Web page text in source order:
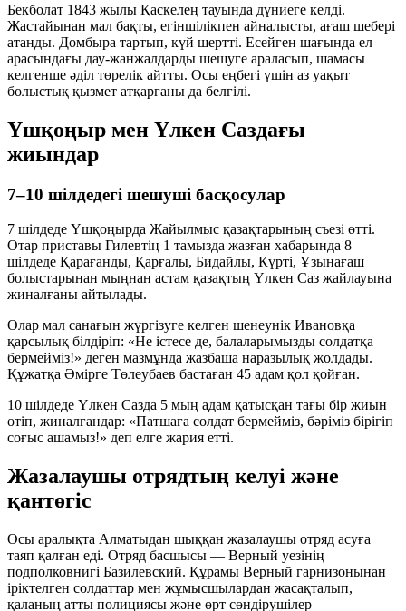
Бекболат 1843 жылы Қаскелең тауында дүниеге келді.
Жастайынан мал бақты, егіншілікпен айналысты, ағаш шебері
атанды. Домбыра тартып, күй шертті. Есейген шағында ел
арасындағы дау-жанжалдарды шешуге араласып, шамасы
келгенше әділ төрелік айтты. Осы еңбегі үшін аз уақыт
болыстық қызмет атқарғаны да белгілі.
Үшқоңыр мен Үлкен Саздағы
жиындар
7–10 шілдедегі шешуші басқосулар
7 шілдеде Үшқоңырда Жайылмыс қазақтарының съезі өтті.
Отар приставы Гилевтің 1 тамызда жазған хабарында 8
шілдеде Қарағанды, Қарғалы, Бидайлы, Күрті, Ұзынағаш
болыстарынан мыңнан астам қазақтың Үлкен Саз жайлауына
жиналғаны айтылады.
Олар мал санағын жүргізуге келген шенеунік Ивановқа
қарсылық білдіріп: «Не істесе де, балаларымызды солдатқа
бермейміз!» деген мазмұнда жазбаша наразылық жолдады.
Құжатқа Әмірге Төлеубаев бастаған 45 адам қол қойған.
10 шілдеде Үлкен Сазда 5 мың адам қатысқан тағы бір жиын
өтіп, жиналғандар: «Патшаға солдат бермейміз, бәріміз бірігіп
соғыс ашамыз!» деп елге жария етті.
Жазалаушы отрядтың келуі және
қантөгіс
Осы аралықта Алматыдан шыққан жазалаушы отряд асуға
таяп қалған еді. Отряд басшысы — Верный уезінің
подполковнигі Базилевский. Құрамы Верный гарнизонынан
іріктелген солдаттар мен жұмысшылардан жасақталып,
қаланың атты полициясы және өрт сөндірушілер